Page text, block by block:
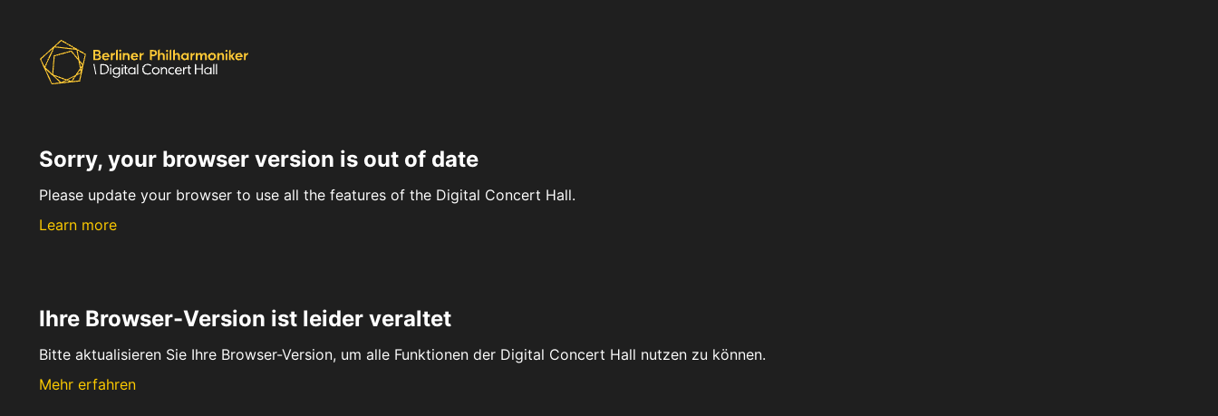
Sorry, your browser version is out of date
Please update your browser to use all the features of the Digital Concert Hall.
Learn more
Ihre Browser-Version ist leider veraltet
Bitte aktualisieren Sie Ihre Browser-Version, um alle Funktionen der Digital Concert Hall nutzen zu können.
Mehr erfahren